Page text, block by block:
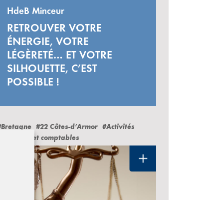
HdeB Minceur
RETROUVER VOTRE
ÉNERGIE, VOTRE
LÉGÈRETÉ… ET VOTRE
SILHOUETTE, C’EST
POSSIBLE !
#22 Côtes-d’Armor #Activités
juridiques et comptables